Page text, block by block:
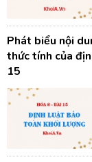
Phát biểu nội
thức tính của
15